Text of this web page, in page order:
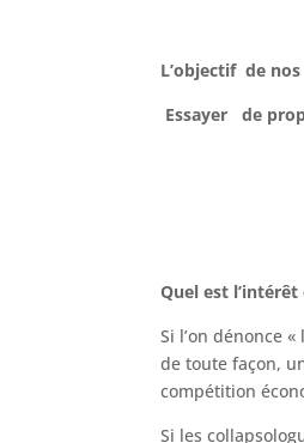
L’objectif de
Essayer de
Quel est
Si l’on dénonce
de toute façon,
compétition
Si les